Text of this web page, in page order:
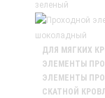
ДЛЯ МЯГКИХ
ЭЛЕМЕНТЫ
ЭЛЕМЕНТЫ
СКАТНОЙ